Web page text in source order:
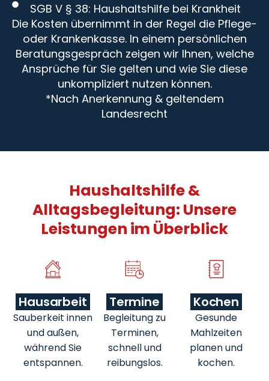
SGB V § 38: Haushaltshilfe bei Krankheit
Die Kosten übernimmt in der Regel die Pflege-
oder Krankenkasse. In einem persönlichen
Beratungsgespräch zeigen wir Ihnen, welche
Ansprüche für Sie gelten und wie Sie diese
unkompliziert nutzen können.
*Nach Anerkennung & geltendem
Landesrecht
Haushaltshilfe &
Alltagsbegleitung: Unsere
Leistungen im Überblick
Hausarbeit
Sauberkeit innen
und außen,
während Sie
entspannen.
Termine
Begleitung zu
Terminen,
schnell und
reibungslos.
Kochen
Gesunde
Mahlzeiten
planen und
kochen.